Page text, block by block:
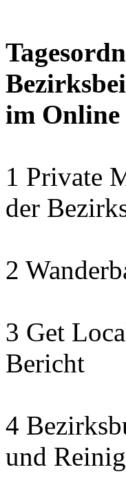
im Online
1 Private
der
2
3 Get
Bericht
4
und